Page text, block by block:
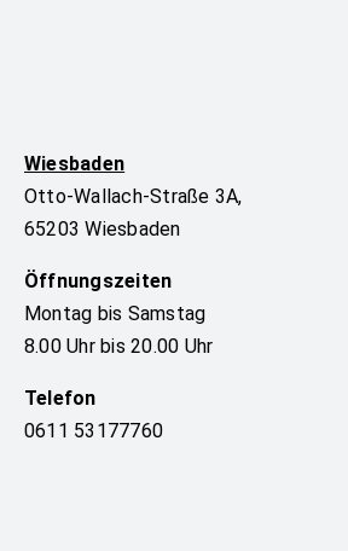
Wiesbaden
Otto-Wallach-Straße 3A,
65203 Wiesbaden
Öffnungszeiten
Montag bis Samstag
8.00 Uhr bis 20.00 Uhr
Telefon
0611 53177760